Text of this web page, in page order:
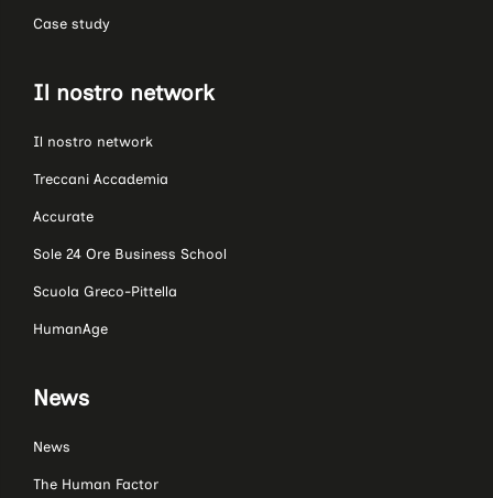
Case study
Il nostro network
Il nostro network
Treccani Accademia
Accurate
Sole 24 Ore Business School
Scuola Greco-Pittella
HumanAge
News
News
The Human Factor